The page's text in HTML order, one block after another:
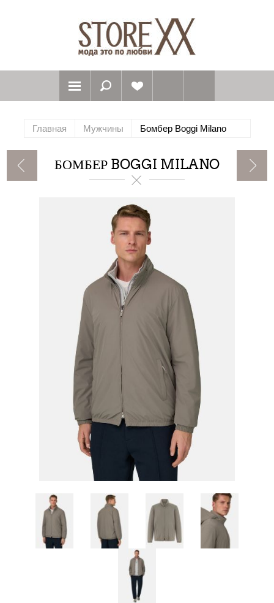
Главная Мужчины Бомбер Boggi Milano
БОМБЕР BOGGI MILANO